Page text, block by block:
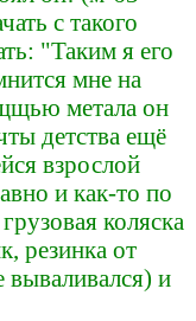
с такого
"Таким я его
мне на
метала он
детства ещё
взрослой
и как-то по
коляска
резинка от
вываливался) и